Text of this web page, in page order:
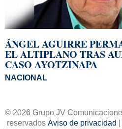
ÁNGEL AGUIRRE
EL ALTIPLANO TRAS
CASO AYOTZINAPA
NACIONAL
© 2026 Grupo JV
reservados Aviso de privacidad